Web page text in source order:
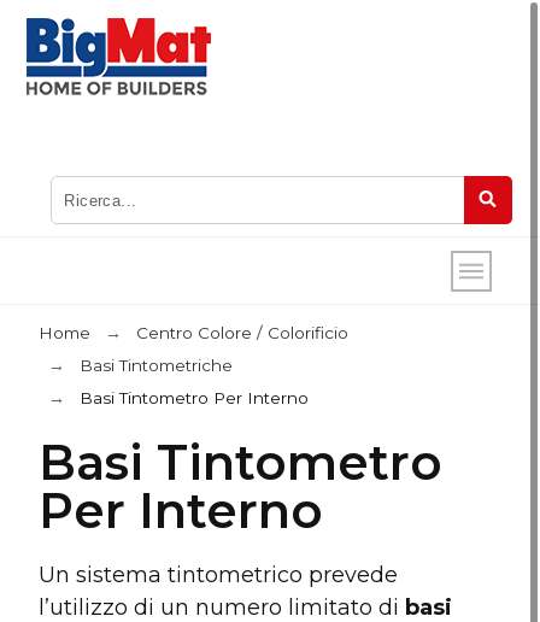
Home
Centro Colore / Colorificio
Basi Tintometriche
Basi Tintometro Per Interno
Basi Tintometro
Per Interno
Un sistema tintometrico prevede
l’utilizzo di un numero limitato di basi